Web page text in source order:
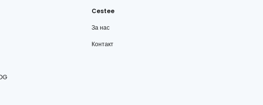
Cestee
За нас
Контакт